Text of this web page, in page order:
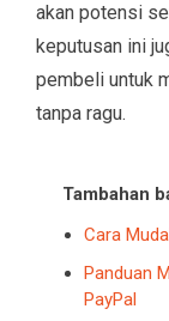
akan potensi
keputusan ini
pembeli untuk
tanpa ragu.
Tambahan
Cara
Panduan
PayPal